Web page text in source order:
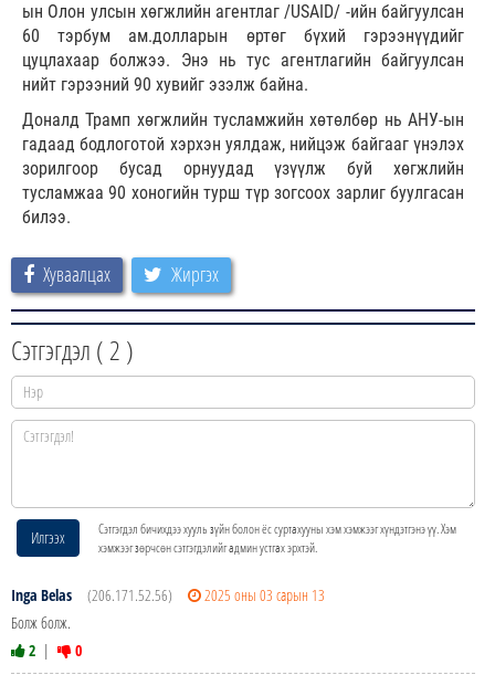
ын Олон улсын хөгжлийн агентлаг /USAID/ -ийн байгуулсан
60 тэрбум ам.долларын өртөг бүхий гэрээнүүдийг
цуцлахаар болжээ. Энэ нь тус агентлагийн байгуулсан
нийт гэрээний 90 хувийг эзэлж байна.
Доналд Трамп хөгжлийн тусламжийн хөтөлбөр нь АНУ-ын
гадаад бодлоготой хэрхэн уялдаж, нийцэж байгааг үнэлэх
зорилгоор бусад орнуудад үзүүлж буй хөгжлийн
тусламжаа 90 хоногийн турш түр зогсоох зарлиг буулгасан
билээ.
Хуваалцах Жиргэх
Сэтгэгдэл (2 )
Илгээх
Сэтгэгдэл бичихдээ хууль зүйн болон ёс суртахууны хэм хэмжээг хүндэтгэнэ үү. Хэм
хэмжээг зөрчсөн сэтгэгдэлийг админ устгах эрхтэй.
Inga Belas (206.171.52.56)
2025 оны 03 сарын 13
Болж болж.
2 | 0